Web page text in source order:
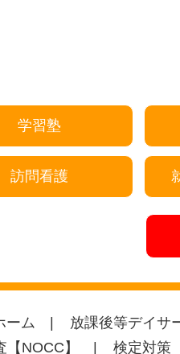
学習塾
訪問看護
ーム 放課後等デイサ
NOCC】
検定対策